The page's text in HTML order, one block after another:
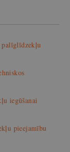
palīglīdzekļu
iegūšanai
pieejamību